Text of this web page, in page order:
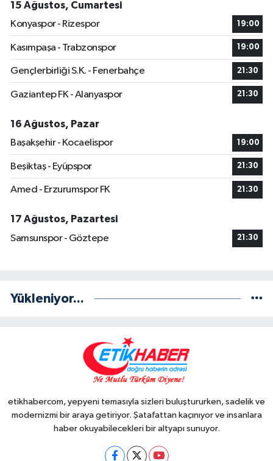
15 Ağustos, Cumartesi
Konyaspor - Rizespor
19:00
Kasımpaşa - Trabzonspor 19:00
Gençlerbirliği S.K. - Fenerbahçe 21:30
Gaziantep FK - Alanyaspor 21:30
16 Ağustos, Pazar
Başakşehir - Kocaelispor
19:00
Beşiktaş - Eyüpspor 21:30
Amed - Erzurumspor FK 21:30
17 Ağustos, Pazartesi
Samsunspor - Göztepe
21:30
Yükleniyor...
etikhabercom, yepyeni temasıyla sizleri buluştururken, sadelik ve
modernizmi bir araya getiriyor. Şatafattan kaçınıyor ve insanlara
haber okuyabilecekleri bir altyapı sunuyor.